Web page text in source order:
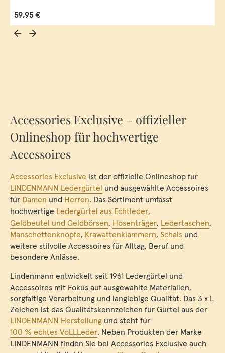
Regulärer Preis:
59,95 €
Accessories Exclusive – offizieller
Onlineshop für hochwertige
Accessoires
Accessories Exclusive ist der offizielle Onlineshop für
LINDENMANN Ledergürtel und ausgewählte Accessoires
für Damen und Herren. Das Sortiment umfasst
hochwertige Ledergürtel aus Echtleder,
Geldbeutel und Geldbörsen, Hosenträger, Ledertaschen,
Manschettenknöpfe, Krawattenklammern, Schals und
weitere stilvolle Accessoires für Alltag, Beruf und
besondere Anlässe.
Lindenmann entwickelt seit 1961 Ledergürtel und
Accessoires mit Fokus auf ausgewählte Materialien,
sorgfältige Verarbeitung und langlebige Qualität. Das 3 x L
Zeichen ist das Qualitätskennzeichen für Gürtel aus der
LINDENMANN Herstellung und steht für
100 % echtes VoLLLeder. Neben Produkten der Marke
LINDENMANN finden Sie bei Accessories Exclusive auch